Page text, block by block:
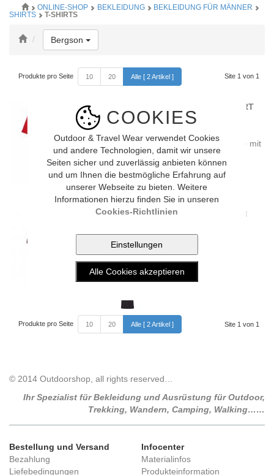
COOKIES
Outdoor & Travel Wear verwendet Cookies
und andere Technologien, damit wir unsere
Seiten sicher und zuverlässig anbieten können
und um Ihnen die bestmögliche Erfahrung auf
unserer Webseite zu bieten. Weitere
Informationen hierzu finden Sie in unseren
Cookies-Richtlinien
ONLINE-SHOP BEKLEIDUNG
BEKLEIDUNG FÜR MÄNNER
SHIRTS
T-SHIRTS
Bergson Toggle Dropdown
Produkte pro Seite 10 20 Alle [ 2 Artikel ] Site 1 von 1
Bergson RICHY FUNKTIONSSHIRT
(salsa)
Funktions T-Shirt aus feinem Pique mit
...
29.90 CHF
Bergson EMMANUEL POLO MEN
Höchsten Tragekomfort verspricht
dieses leger geschnittene Herren
Funktionspolo in pflegeleichtem ...
59.90 CHF
Produkte pro Seite 10 20 Alle [ 2 Artikel ] Site 1 von 1
© 2014 Outdoorshop, all rights reserved…
Ihr Spezialist für Bekleidung und Ausrüstung für Outdoor,
Trekking, Wandern, Camping, Walking……
Bestellung und Versand
Bezahlung
Liefebedingungen
Infocenter
Materialinfos
Produkteinformation